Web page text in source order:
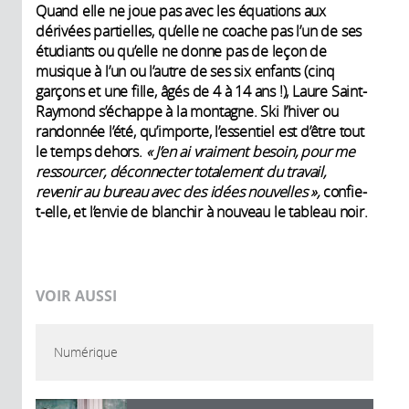
Quand elle ne joue pas avec les équations aux
dérivées partielles, qu’elle ne coache pas l’un de ses
étudiants ou qu’elle ne donne pas de leçon de
musique à l’un ou l’autre de ses six enfants (cinq
garçons et une fille, âgés de 4 à 14 ans !), Laure Saint-
Raymond s’échappe à la montagne. Ski l’hiver ou
randonnée l’été, qu’importe, l’essentiel est d’être tout
le temps dehors. « J’en ai vraiment besoin, pour me
ressourcer, déconnecter totalement du travail,
revenir au bureau avec des idées nouvelles »,confie-
t-elle, et l’envie de blanchir à nouveau le tableau noir.
VOIR AUSSI
Numérique